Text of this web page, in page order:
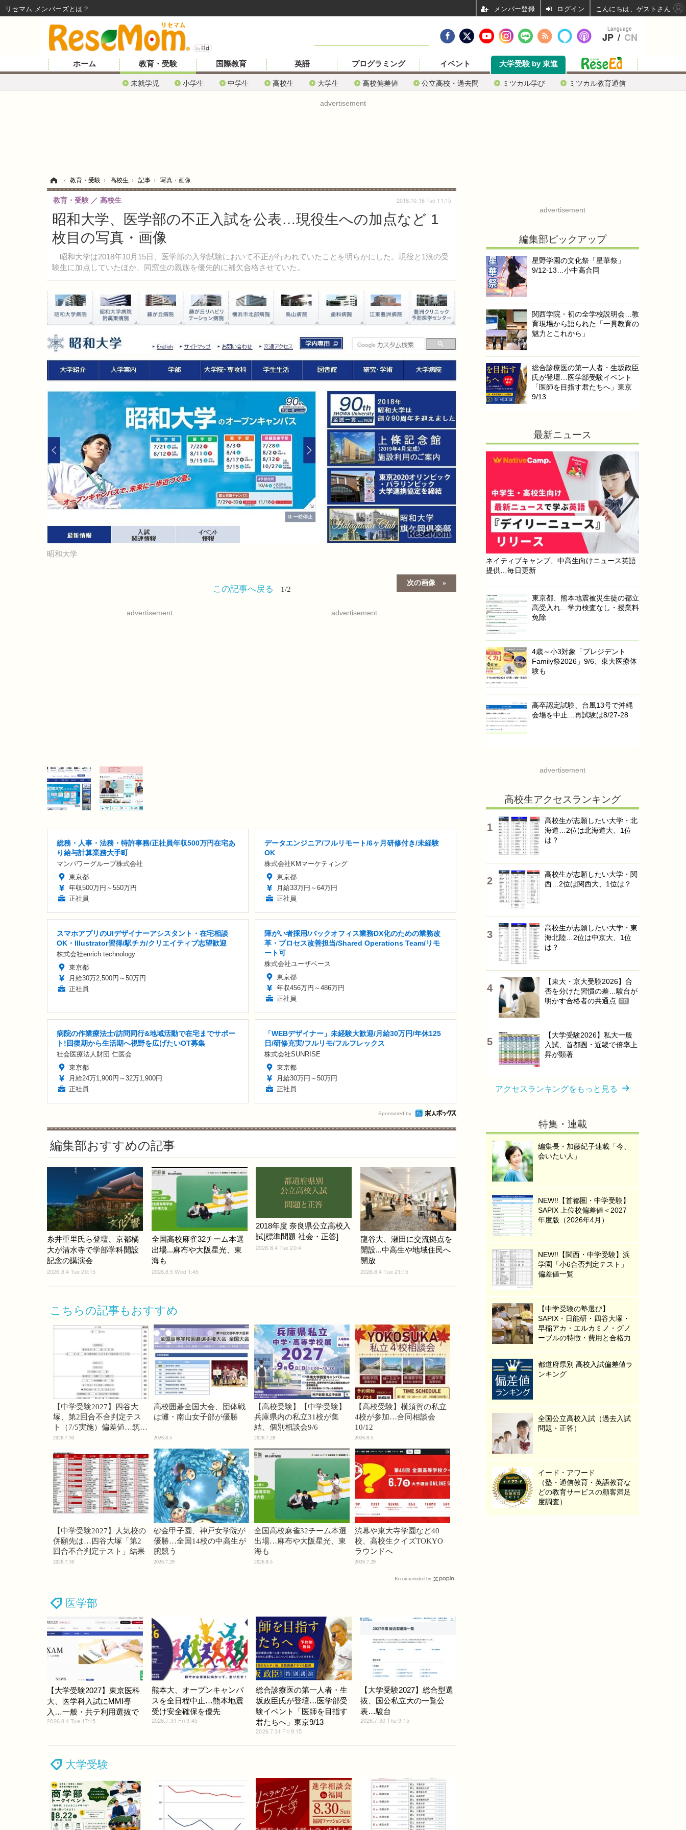
ホーム 教育・受験
未就学児 小学生 中学生 高校生 大学生 高校偏差値 公立高校・過去問 ミツカル学び ミツカル教育通信
国際教育 英語 プログラミング イベント 大学受験 by 東進
advertisement
› 教育・受験 › 高校生 › 記事 › 写真・画像
昭和大学、医学部の不正入試を公表…現役生への加点など 1
枚目の写真・画像
昭和大学は2018年10月15日、医学部の入学試験において不正が行われていたことを明らかにした。現役と1浪の受
験生に加点していたほか、同窓生の親族を優先的に補欠合格させていた。
教育・受験 高校生 2018.10.16 Tue 11:15
昭和大学
次の画像
この記事へ戻る 1/2
advertisement advertisement
総務・人事・法務・特許事務/正社員年収500万円在宅あ
り給与計算業務大手町
マンパワーグループ株式会社
東京都
年収500万円～550万円
正社員
データエンジニア/フルリモート/6ヶ月研修付き/未経験
OK
株式会社KMマーケティング
東京都
月給33万円～64万円
正社員
スマホアプリのUIデザイナーアシスタント・在宅相談
OK・Illustrator習得/駅チカ/クリエイティブ志望歓迎
株式会社enrich technology
東京都
月給30万2,500円～50万円
正社員
障がい者採用/バックオフィス業務DX化のための業務改
革・プロセス改善担当/Shared Operations Team/リモ
ート可
株式会社ユーザベース
東京都
年収456万円～486万円
正社員
病院の作業療法士/訪問同行&地域活動で在宅までサポー
ト!回復期から生活期へ視野を広げたいOT募集
社会医療法人財団 仁医会
東京都
月給24万1,900円～32万1,900円
正社員
「WEBデザイナー」未経験大歓迎/月給30万円/年休125
日/研修充実/フルリモ/フルフレックス
株式会社SUNRISE
東京都
月給30万円～50万円
正社員
Sponsored by
編集部おすすめの記事
糸井重里氏ら登壇、京都橘
大が清水寺で学部学科開設
記念の講演会
2026.8.4 Tue 20:15
全国高校麻雀32チーム本選
出場...麻布や大阪星光、東
海も
2026.8.5 Wed 1:45
2018年度 奈良県公立高校入
試[標準問題 社会・正答]
2026.8.4 Tue 20:4
龍谷大、瀬田に交流拠点を
開設...中高生や地域住民へ
開放
2026.8.4 Tue 21:15
こちらの記事もおすすめ
【中学受験2027】四谷大
塚、第2回合不合判定テス
ト（7/5実施）偏差値…筑駒
74・桜蔭70＜PR＞
2026.7.10
高校囲碁全国大会、団体戦
は灘・南山女子部が優勝
2026.8.5
【高校受験】【中学受験】
兵庫県内の私立31校が集
結、個別相談会9/6
2026.7.28
【高校受験】横須賀の私立
4校が参加…合同相談会
10/12
2026.8.5
【中学受験2027】人気校の
併願先は…四谷大塚「第2
回合不合判定テスト」結果
2026.7.16
砂金甲子園、神戸女学院が
優勝…全国14校の中高生が
腕競う
2026.7.29
全国高校麻雀32チーム本選
出場…麻布や大阪星光、東
海も
2026.8.5
渋幕や東大寺学園など40
校、高校生クイズTOKYO
ラウンドへ
2026.7.29
Recommended by
医学部
【大学受験2027】東京医科
大、医学科入試にMMI導
入…一般・共テ利用選抜で
2026.8.4 Tue 17:15
熊本大、オープンキャンパ
スを全日程中止…熊本地震
受け安全確保を優先
2026.7.31 Fri 9:45
総合診療医の第一人者・生
坂政臣氏が登壇…医学部受
験イベント「医師を目指す
君たちへ」東京9/13
2026.7.31 Fri 9:15
【大学受験2027】総合型選
抜、国公私立大の一覧公
表…駿台
2026.7.30 Thu 9:15
大学受験
advertisement
編集部ピックアップ
星野学園の文化祭「星華祭」
9/12-13…小中高合同
関西学院・初の全学校説明会…教
育現場から語られた「一貫教育の
魅力とこれから」
総合診療医の第一人者・生坂政臣
氏が登壇…医学部受験イベント
「医師を目指す君たちへ」東京
9/13
最新ニュース
ネイティブキャンプ、中高生向けニュース英語
提供…毎日更新
東京都、熊本地震被災生徒の都立
高受入れ…学力検査なし・授業料
免除
4歳～小3対象「プレジデント
Family祭2026」9/6、東大医療体
験も
高卒認定試験、台風13号で沖縄
会場を中止…再試験は8/27-28
advertisement
高校生アクセスランキング
高校生が志願したい大学・北
海道…2位は北海道大、1位
は？
高校生が志願したい大学・関
西…2位は関西大、1位は？
高校生が志願したい大学・東
海北陸…2位は中京大、1位
は？
【東大・京大受験2026】合
否を分けた習慣の差…駿台が
明かす合格者の共通点
PR
【大学受験2026】私大一般
入試、首都圏・近畿で倍率上
昇が顕著
アクセスランキングをもっと見る
特集・連載
編集長・加藤紀子連載「今、
会いたい人」
NEW!!【首都圏・中学受験】
SAPIX 上位校偏差値＜2027
年度版（2026年4月）
NEW!!【関西・中学受験】浜
学園「小6合否判定テスト」
偏差値一覧
【中学受験の塾選び】
SAPIX・日能研・四谷大塚・
早稲アカ・エルカミノ・グノ
ーブルの特徴・費用と合格力
都道府県別 高校入試偏差値ラ
ンキング
全国公立高校入試（過去入試
問題・正答）
イード・アワード
（塾・通信教育・英語教育な
どの教育サービスの顧客満足
度調査）
Language
JP / CN
リセマム メンバーズ ログイン こんにちは、ゲストさん